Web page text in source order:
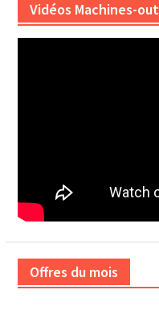
Vidéos Machines-
Offres du mois